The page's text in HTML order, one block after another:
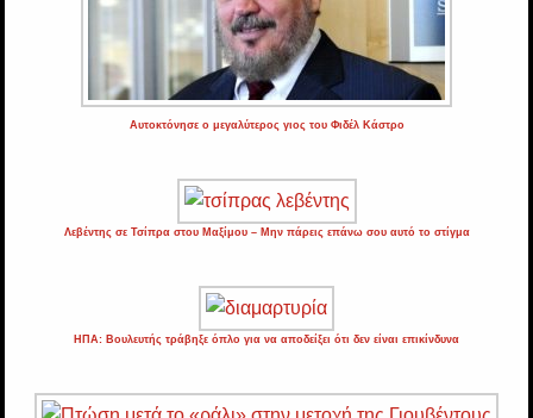
Αυτοκτόνησε ο μεγαλύτερος γιος του Φιδέλ Κάστρο
Λεβέντης σε Τσίπρα στου Μαξίμου – Μην πάρεις επάνω σου αυτό το στίγμα
ΗΠΑ: Βουλευτής τράβηξε όπλο για να αποδείξει ότι δεν είναι επικίνδυνα